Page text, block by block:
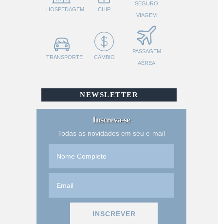
HOSPEDAGEM CHIP
SEGURO
VIAGEM
TRANSPORTE CÂMBIO
PASSAGEM
AÉREA
NEWSLETTER
Inscreva-se
Todas as novidades em seu e-mail